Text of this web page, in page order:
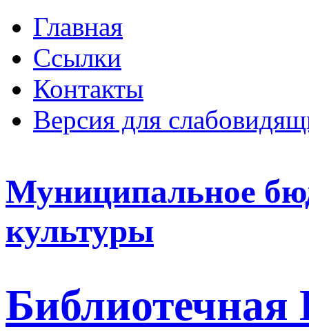
Главная
Ссылки
Контакты
Версия для
Муниципальное
культуры